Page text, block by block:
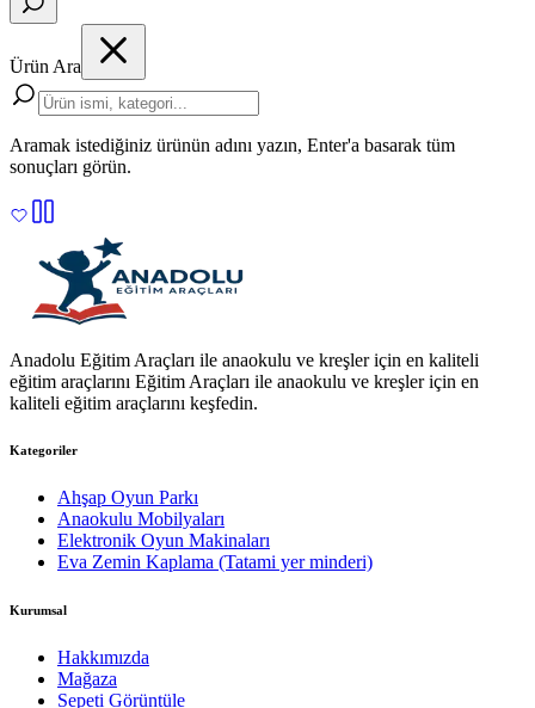
Ürün Ara
Aramak istediğiniz ürünün adını yazın, Enter'a basarak tüm
sonuçları görün.
Anadolu Eğitim Araçları ile anaokulu ve kreşler için en kaliteli
eğitim araçlarını Eğitim Araçları ile anaokulu ve kreşler için en
kaliteli eğitim araçlarını keşfedin.
Kategoriler
Ahşap Oyun Parkı
Anaokulu Mobilyaları
Elektronik Oyun Makinaları
Eva Zemin Kaplama (Tatami yer minderi)
Kurumsal
Hakkımızda
Mağaza
Sepeti Görüntüle